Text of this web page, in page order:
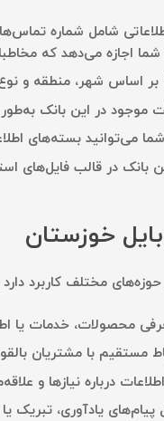
شامل شماره
اجازه می‌دهد که
بر اساس شهر، منطقه و
موجود در این بانک
شما می‌توانید بسته‌های
بانک در قالب فایل‌های
خوزستان
مختلف کاربرد
محصولات، خدمات یا
مستقیم با مشتریان
درباره نیازها و
پیام‌های یادآوری، تبریک